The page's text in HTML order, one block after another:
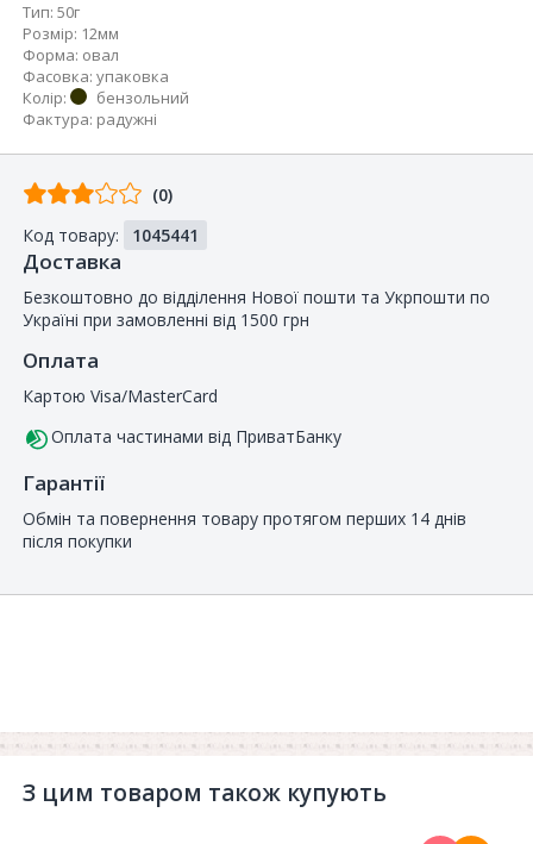
Тип: 50г
Розмір: 12мм
Форма: овал
Фасовка: упаковка
Колір:
бензольний
Фактура: радужні
Відгуків
покупців
(0)
Код товару:
1045441
Доставка
Безкоштовно до відділення Нової пошти та Укрпошти по
Україні при замовленні від 1500 грн
Оплата
Картою Visa/MasterCard
Оплата частинами від ПриватБанку
Гарантії
Обмін та повернення товару протягом перших 14 днів
після покупки
З цим товаром також купують